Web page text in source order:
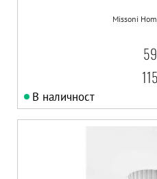
Missoni
59
115
В наличност